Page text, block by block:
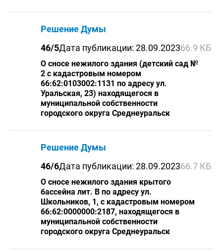
Решение Думы
46/5Дата публикации: 28.09.202366.9 КБ
О сносе нежилого здания (детский сад №
2 с кадастровым номером
66:62:0103002:1131 по адресу ул.
Уральская, 23) находящегося в
муниципальной собственности
городского округа Среднеуральск
Решение Думы
46/6Дата публикации: 28.09.202366.7 КБ
О сносе нежилого здания крытого
бассейна лит. В по адресу ул.
Школьников, 1, с кадастровым номером
66:62:0000000:2187, находящегося в
муниципальной собственности
городского округа Среднеуральск